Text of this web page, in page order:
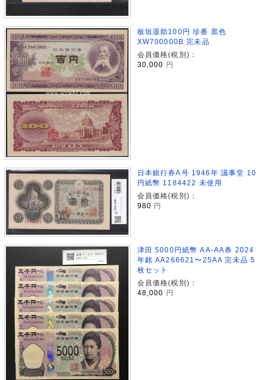
板垣退助100円 珍番 黒色
XW700000B 完未品
会員価格(税別)：
30,000 円
日本銀行券A号 1946年 議事堂 10
円紙幣 1184422 未使用
会員価格(税別)：
980 円
津田 5000円紙幣 AA-AA券 2024
年銘 AA266621〜25AA 完未品 5
枚セット
会員価格(税別)：
48,000 円